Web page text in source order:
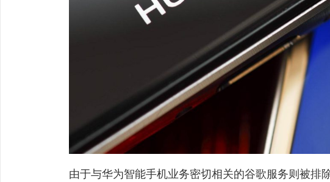
由于与华为智能手机业务密切相关的谷歌服务则被排